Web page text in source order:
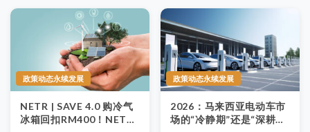
政策动态永续发展
NETR | SAVE 4.0 购冷气
冰箱回扣RM400！NETR
政策动态永续发展
2026：马来西亚电动车市
场的“冷静期”还是“深耕